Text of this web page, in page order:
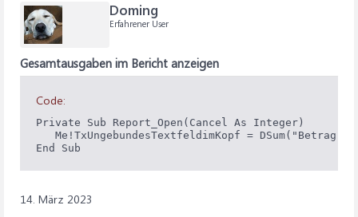
Doming
Erfahrener User
Gesamtausgaben im Bericht anzeigen
Code:
Private Sub Report_Open(Cancel As Integer)
Me!TxUngebundesTextfeldimKopf = DSum("Betrag",
End Sub
14. März 2023